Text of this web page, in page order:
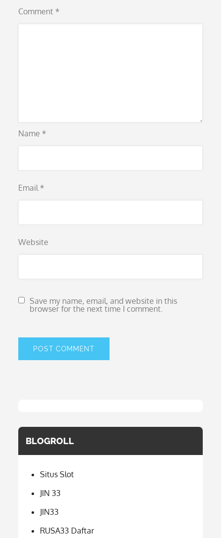
Comment *
Name *
Email *
Website
Save my name, email, and website in this
browser for the next time I comment.
BLOGROLL
Situs Slot
JIN 33
JIN33
RUSA33 Daftar